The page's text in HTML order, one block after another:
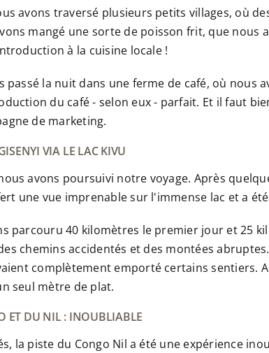
avons traversé plusieurs petits villages, où
mangé une sorte de poisson frit, que
à la cuisine locale !
passé la nuit dans une ferme de café, où
du café - selon eux - parfait. Et il faut
de marketing.
VIA LE LAC KIVU
avons poursuivi notre voyage. Après
une vue imprenable sur l'immense lac et a
parcouru 40 kilomètres le premier jour et 25
chemins accidentés et des montées
complètement emporté certains sentiers.
seul mètre de plat.
ET DU NIL : INOUBLIABLE
la piste du Congo Nil a été une expérience